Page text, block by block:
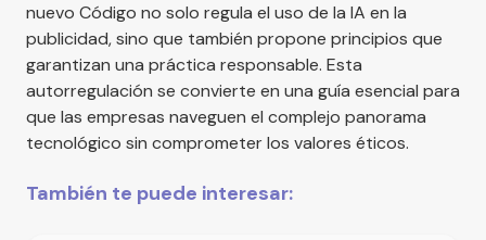
nuevo Código no solo regula el uso de la IA en la
publicidad, sino que también propone principios que
garantizan una práctica responsable. Esta
autorregulación se convierte en una guía esencial para
que las empresas naveguen el complejo panorama
tecnológico sin comprometer los valores éticos.
También te puede interesar: